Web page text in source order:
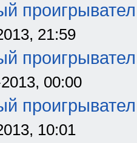
21:59
00:00
10:01